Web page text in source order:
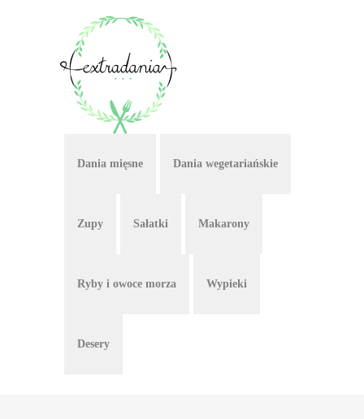
Dania mięsne Dania wegetariańskie
Zupy Sałatki Makarony
Ryby i owoce morza Wypieki
Desery